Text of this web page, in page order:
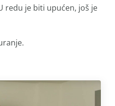
redu je biti upućen, još je